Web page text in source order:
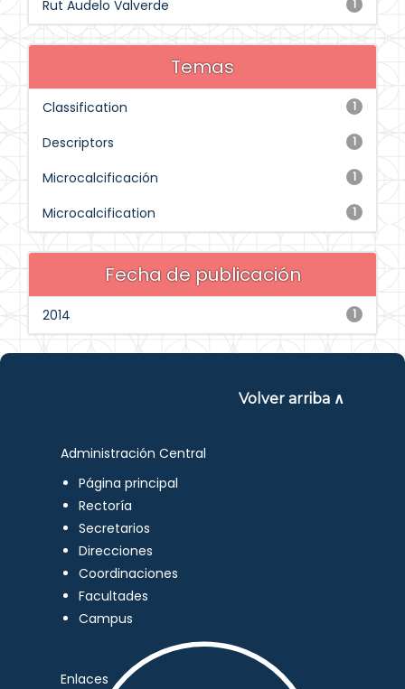
1
Rut Audelo Valverde
Temas
1
Classification
1
Descriptors
1
Microcalcificación
1
Microcalcification
Fecha de publicación
1
2014
Volver arriba ∧
Administración Central
Página principal
Rectoría
Secretarios
Direcciones
Coordinaciones
Facultades
Campus
Enlaces